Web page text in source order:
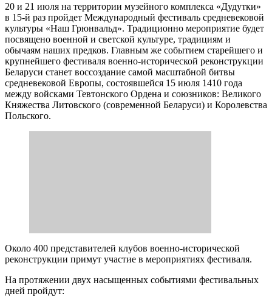
20 и 21 июля на территории музейного комплекса «Дудутки»
в 15-й раз пройдет Международный фестиваль средневековой
культуры «Наш Грюнвальд». Традиционно мероприятие будет
посвящено военной и светской культуре, традициям и
обычаям наших предков. Главным же событием старейшего и
крупнейшего фестиваля военно-исторической реконструкции
Беларуси станет воссоздание самой масштабной битвы
средневековой Европы, состоявшейся 15 июля 1410 года
между войсками Тевтонского Ордена и союзников: Великого
Княжества Литовского (современной Беларуси) и Королевства
Польского.
Около 400 представителей клубов военно-исторической
реконструкции примут участие в мероприятиях фестиваля.
На протяжении двух насыщенных событиями фестивальных
дней пройдут: